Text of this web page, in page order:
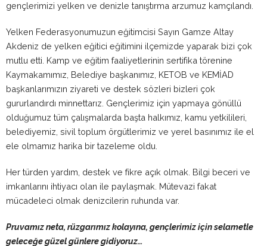
gençlerimizi yelken ve denizle tanıştırma arzumuz kamçılandı.
Yelken Federasyonumuzun eğitimcisi Sayın Gamze Altay
Akdeniz de yelken eğitici eğitimini ilçemizde yaparak bizi çok
mutlu etti. Kamp ve eğitim faaliyetlerinin sertifika törenine
Kaymakamımız, Belediye başkanımız, KETOB ve KEMİAD
başkanlarımızın ziyareti ve destek sözleri bizleri çok
gururlandırdı minnettarız. Gençlerimiz için yapmaya gönüllü
olduğumuz tüm çalışmalarda başta halkımız, kamu yetkilileri,
belediyemiz, sivil toplum örgütlerimiz ve yerel basınımız ile el
ele olmamız harika bir tazeleme oldu.
Her türden yardım, destek ve fikre açık olmak. Bilgi beceri ve
imkanlarını ihtiyacı olan ile paylaşmak. Mütevazi fakat
mücadeleci olmak denizcilerin ruhunda var.
Pruvamız neta, rüzgarımız kolayına, gençlerimiz için selametle
geleceğe güzel günlere gidiyoruz…